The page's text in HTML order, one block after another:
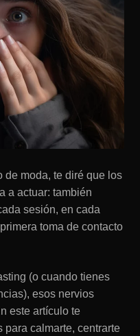
de moda, te diré que los
a actuar: también
sesión, en cada
toma de contacto
(o cuando tienes
esos nervios
este artículo te
calmarte, centrarte